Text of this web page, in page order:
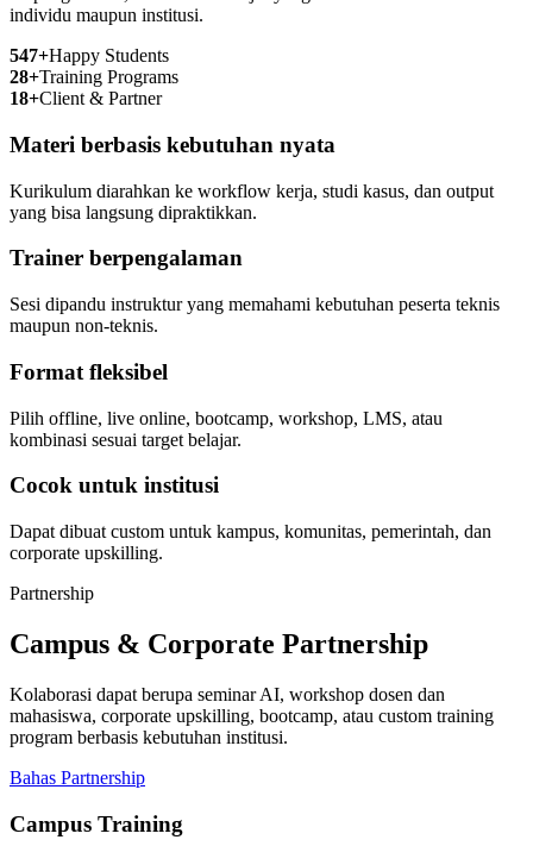
individu maupun institusi.
547+Happy Students
28+Training Programs
18+Client & Partner
Materi berbasis kebutuhan nyata
Kurikulum diarahkan ke workflow kerja, studi kasus, dan output
yang bisa langsung dipraktikkan.
Trainer berpengalaman
Sesi dipandu instruktur yang memahami kebutuhan peserta teknis
maupun non-teknis.
Format fleksibel
Pilih offline, live online, bootcamp, workshop, LMS, atau
kombinasi sesuai target belajar.
Cocok untuk institusi
Dapat dibuat custom untuk kampus, komunitas, pemerintah, dan
corporate upskilling.
Partnership
Campus & Corporate Partnership
Kolaborasi dapat berupa seminar AI, workshop dosen dan
mahasiswa, corporate upskilling, bootcamp, atau custom training
program berbasis kebutuhan institusi.
Bahas Partnership
Campus Training